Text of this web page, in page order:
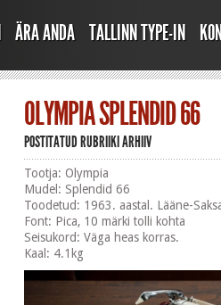
ÄRA ANDA TALLINN TYPE-IN
OLYMPIA SPLENDID 66
POSTITATUD RUBRIIKIARHIIV
Tootja: Olympia
Mudel: Splendid 66
Toodetud: 1963. aastal. Lääne-
Font: Pica, 10 märki tolli kohta
Seisukord: Väga heas korras.
Kaal: 4.1kg